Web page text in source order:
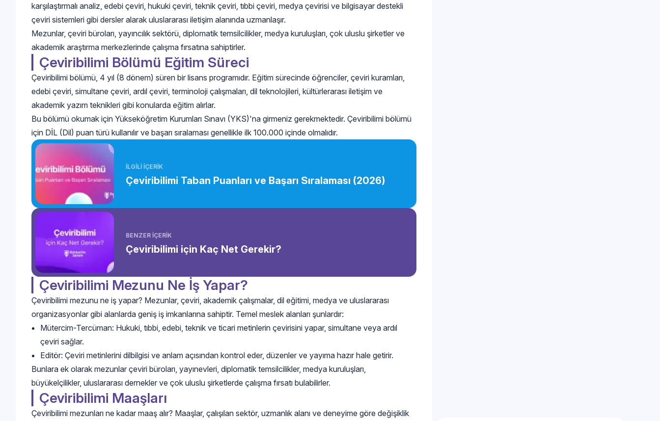
karşılaştırmalı analiz, edebi çeviri, hukuki çeviri, teknik çeviri, tıbbi çeviri, medya çevirisi ve bilgisayar destekli
çeviri sistemleri gibi dersler alarak uluslararası iletişim alanında uzmanlaşır.
Mezunlar, çeviri büroları, yayıncılık sektörü, diplomatik temsilcilikler, medya kuruluşları, çok uluslu şirketler ve
akademik araştırma merkezlerinde çalışma fırsatına sahiptirler.
Çeviribilimi Bölümü Eğitim Süreci
Çeviribilimi bölümü, 4 yıl (8 dönem) süren bir lisans programıdır. Eğitim sürecinde öğrenciler, çeviri kuramları,
edebi çeviri, simultane çeviri, ardıl çeviri, terminoloji çalışmaları, dil teknolojileri, kültürlerarası iletişim ve
akademik yazım teknikleri gibi konularda eğitim alırlar.
Bu bölümü okumak için Yükseköğretim Kurumları Sınavı (YKS)'na girmeniz gerekmektedir. Çeviribilimi bölümü
için DİL (Dil) puan türü kullanılır ve başarı sıralaması genellikle ilk 100.000 içinde olmalıdır.
İLGİLİ İÇERİK
Çeviribilimi Taban Puanları ve Başarı Sıralaması (2026)
BENZER İÇERİK
Çeviribilimi için Kaç Net Gerekir?
Çeviribilimi Mezunu Ne İş Yapar?
Çeviribilimi mezunu ne iş yapar? Mezunlar, çeviri, akademik çalışmalar, dil eğitimi, medya ve uluslararası
organizasyonlar gibi alanlarda geniş iş imkanlarına sahiptir. Temel meslek alanları şunlardır:
Mütercim-Tercüman: Hukuki, tıbbi, edebi, teknik ve ticari metinlerin çevirisini yapar, simultane veya ardıl
çeviri sağlar.
Editör: Çeviri metinlerini dilbilgisi ve anlam açısından kontrol eder, düzenler ve yayıma hazır hale getirir.
Bunlara ek olarak mezunlar çeviri büroları, yayınevleri, diplomatik temsilcilikler, medya kuruluşları,
büyükelçilikler, uluslararası dernekler ve çok uluslu şirketlerde çalışma fırsatı bulabilirler.
Çeviribilimi Maaşları
Çeviribilimi mezunları ne kadar maaş alır? Maaşlar, çalışılan sektör, uzmanlık alanı ve deneyime göre değişiklik